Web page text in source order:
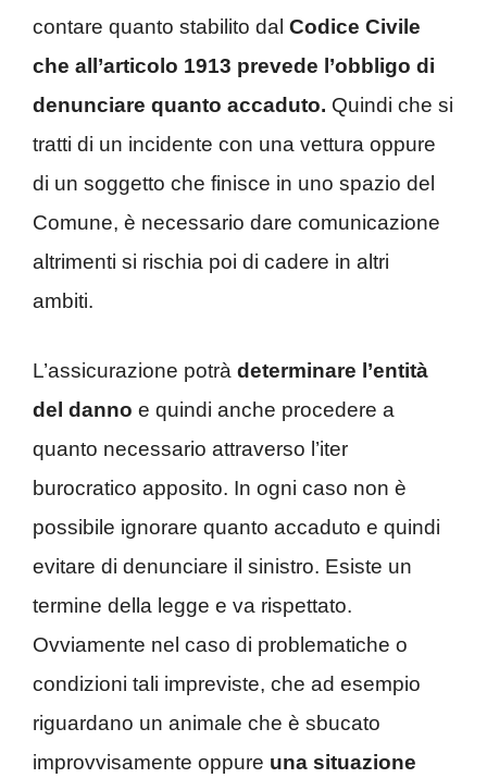
contare quanto stabilito dal Codice Civile
che all’articolo 1913 prevede l’obbligo di
denunciare quanto accaduto. Quindi che si
tratti di un incidente con una vettura oppure
di un soggetto che finisce in uno spazio del
Comune, è necessario dare comunicazione
altrimenti si rischia poi di cadere in altri
ambiti.
L’assicurazione potrà determinare l’entità
del danno e quindi anche procedere a
quanto necessario attraverso l’iter
burocratico apposito. In ogni caso non è
possibile ignorare quanto accaduto e quindi
evitare di denunciare il sinistro. Esiste un
termine della legge e va rispettato.
Ovviamente nel caso di problematiche o
condizioni tali impreviste, che ad esempio
riguardano un animale che è sbucato
improvvisamente oppure una situazione